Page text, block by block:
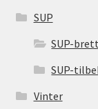
SUP
SUP-brett
SUP-
Vinter